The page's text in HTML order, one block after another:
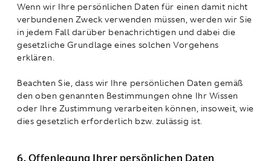
Wenn wir Ihre persönlichen Daten für einen damit nicht
verbundenen Zweck verwenden müssen, werden wir Sie
in jedem Fall darüber benachrichtigen und dabei die
gesetzliche Grundlage eines solchen Vorgehens
erklären.
Beachten Sie, dass wir Ihre persönlichen Daten gemäß
den oben genannten Bestimmungen ohne Ihr Wissen
oder Ihre Zustimmung verarbeiten können, insoweit, wie
dies gesetzlich erforderlich bzw. zulässig ist.
6. Offenlegung Ihrer persönlichen Daten